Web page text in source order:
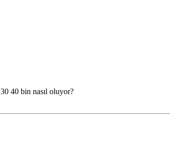
40 bin nasıl oluyor?